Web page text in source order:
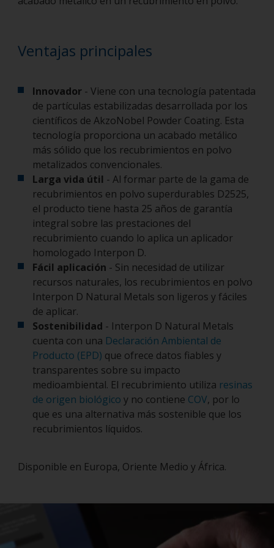
Ventajas principales
Innovador - Viene con una tecnología patentada
de partículas estabilizadas desarrollada por los
científicos de AkzoNobel Powder Coating. Esta
tecnología proporciona un acabado metálico
más sólido que los recubrimientos en polvo
metalizados convencionales.
Larga vida útil - Al formar parte de la gama de
recubrimientos en polvo superdurables D2525,
el producto tiene hasta 25 años de garantía
integral sobre las prestaciones del
recubrimiento cuando lo aplica un aplicador
homologado Interpon D.
Fácil aplicación - Sin necesidad de utilizar
recursos naturales, los recubrimientos en polvo
Interpon D Natural Metals son ligeros y fáciles
de aplicar.
Sostenibilidad - Interpon D Natural Metals
cuenta con una Declaración Ambiental de
Producto (EPD) que ofrece datos fiables y
transparentes sobre su impacto
medioambiental. El recubrimiento utiliza resinas
de origen biológico y no contiene COV, por lo
que es una alternativa más sostenible que los
recubrimientos líquidos.
Disponible en Europa, Oriente Medio y África.